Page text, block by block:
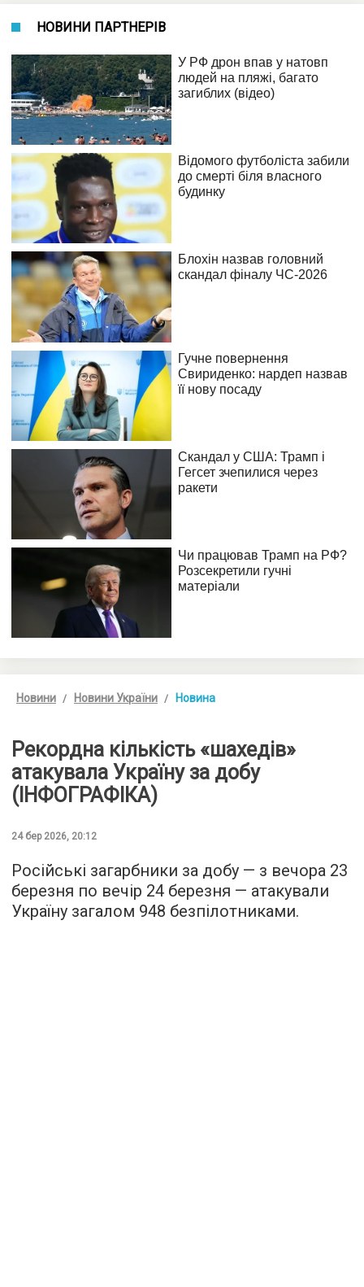
НОВИНИ ПАРТНЕРІВ
Новини Новини України Новина
Рекордна кількість «шахедів»
атакувала Україну за добу
(ІНФОГРАФІКА)
24 бер 2026, 20:12
Російські загарбники за добу — з вечора 23
березня по вечір 24 березня — атакували
Україну загалом 948 безпілотниками.